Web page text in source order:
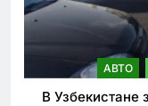
АВТО
В Узбекистане